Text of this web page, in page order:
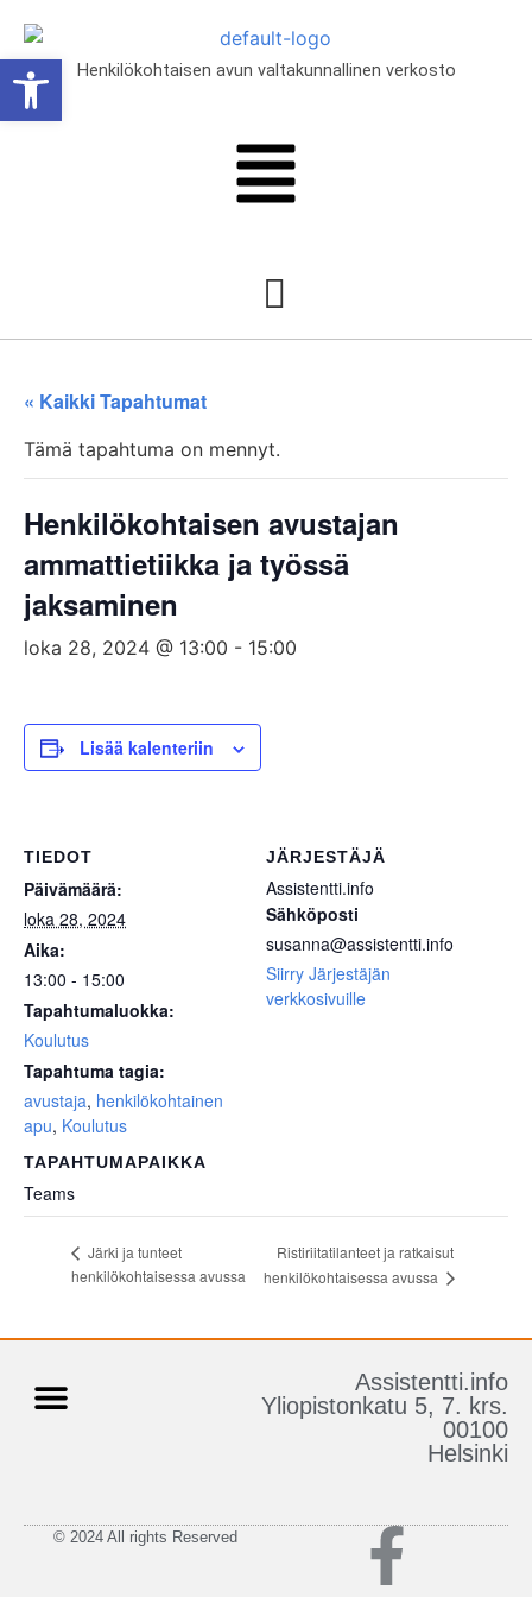
Henkilökohtaisen avun valtakunnallinen verkosto
« Kaikki Tapahtumat
Tämä tapahtuma on mennyt.
Henkilökohtaisen avustajan
ammattietiikka ja työssä
jaksaminen
loka 28, 2024 @ 13:00 - 15:00
Lisää kalenteriin
TIEDOT
Päivämäärä:
loka 28, 2024
Aika:
13:00 - 15:00
Tapahtumaluokka:
Koulutus
Tapahtuma tagia:
avustaja, henkilökohtainen
apu, Koulutus
TAPAHTUMAPAIKKA
Teams
JÄRJESTÄJÄ
Assistentti.info
Sähköposti
susanna@assistentti.info
Siirry Järjestäjän
verkkosivuille
Järki ja tunteet
henkilökohtaisessa avussa
Ristiriitatilanteet ja ratkaisut
henkilökohtaisessa avussa
Assistentti.info
Yliopistonkatu 5, 7. krs.
00100
Helsinki
© 2024 All rights Reserved
Open toolbar